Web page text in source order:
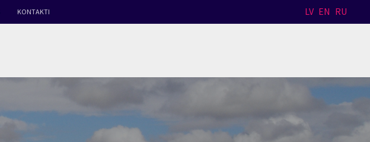
KONTAKTI LV EN RU